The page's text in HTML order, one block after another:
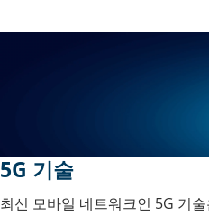
5G 기술
최신 모바일 네트워크인 5G 기